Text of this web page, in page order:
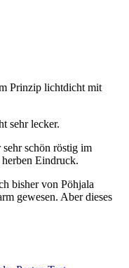
Prinzip lichtdicht mit
sehr lecker.
schön röstig im
Eindruck.
bisher von Pöhjala
gewesen. Aber dieses